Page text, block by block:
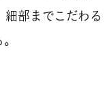
部までこだわる